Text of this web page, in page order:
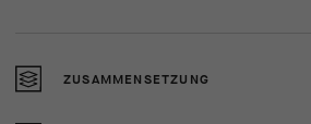
ZUSAMMENSETZUNG